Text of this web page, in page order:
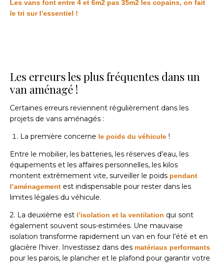
Les vans font entre 4 et 6m2 pas 35m2 les copains, on fait
le tri sur l’essentiel !
Les erreurs les plus fréquentes dans un
van aménagé !
Certaines erreurs reviennent régulièrement dans les
projets de vans aménagés :
La première concerne le poids du véhicule !
Entre le mobilier, les batteries, les réserves d’eau, les
équipements et les affaires personnelles, les kilos
montent extrêmement vite, surveiller le poids pendant
l’aménagement est indispensable pour rester dans les
limites légales du véhicule.
2. La deuxième est l’isolation et la ventilation qui sont
également souvent sous-estimées. Une mauvaise
isolation transforme rapidement un van en four l’été et en
glacière l’hiver. Investissez dans des matériaux performants
pour les parois, le plancher et le plafond pour garantir votre